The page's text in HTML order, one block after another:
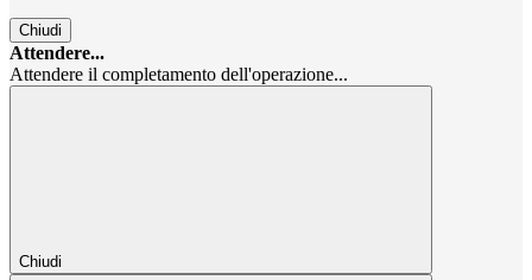
Chiudi
Attendere...
Attendere il completamento dell'operazione...
Chiudi